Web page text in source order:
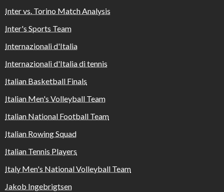
Inter vs. Torino Match Analysis
Inter's Sports Team
Internazionali d'Italia
Internazionali d'Italia di tennis
Italian Basketball Finals
Italian Men's Volleyball Team
Italian National Football Team
Italian Rowing Squad
Italian Tennis Players
Italy Men's National Volleyball Team
Jakob Ingebrigtsen